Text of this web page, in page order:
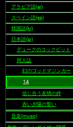
アラビア語(ar)
スペイン語(es)
韓国語(kr)
日本語(jp)
デュークのコックピット
同人誌
幻のゴッドマジンガー
14
信じ合う友情の絆
赤い夕陽の誓い
音楽(music)